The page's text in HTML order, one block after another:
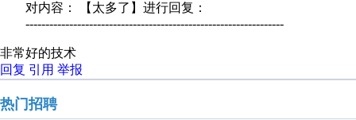
对内容： 【太多了】进行回复：
-----------------------------------------------------------------
非常好的技术
回复 引用 举报
热门招聘